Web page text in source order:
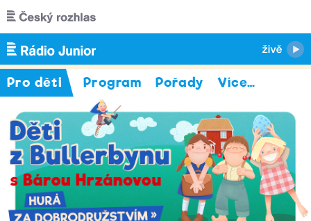
Přejít k hlavnímu obsahu
Pro děti Program Pořady Více…